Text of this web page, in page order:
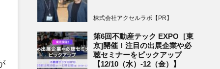
株式会社アクセルラボ【PR】
第6回不動産テック EXPO［東
京]開催！注目の出展企業や必
聴セミナーをピックアップ
【12/10（水）-12（金）】